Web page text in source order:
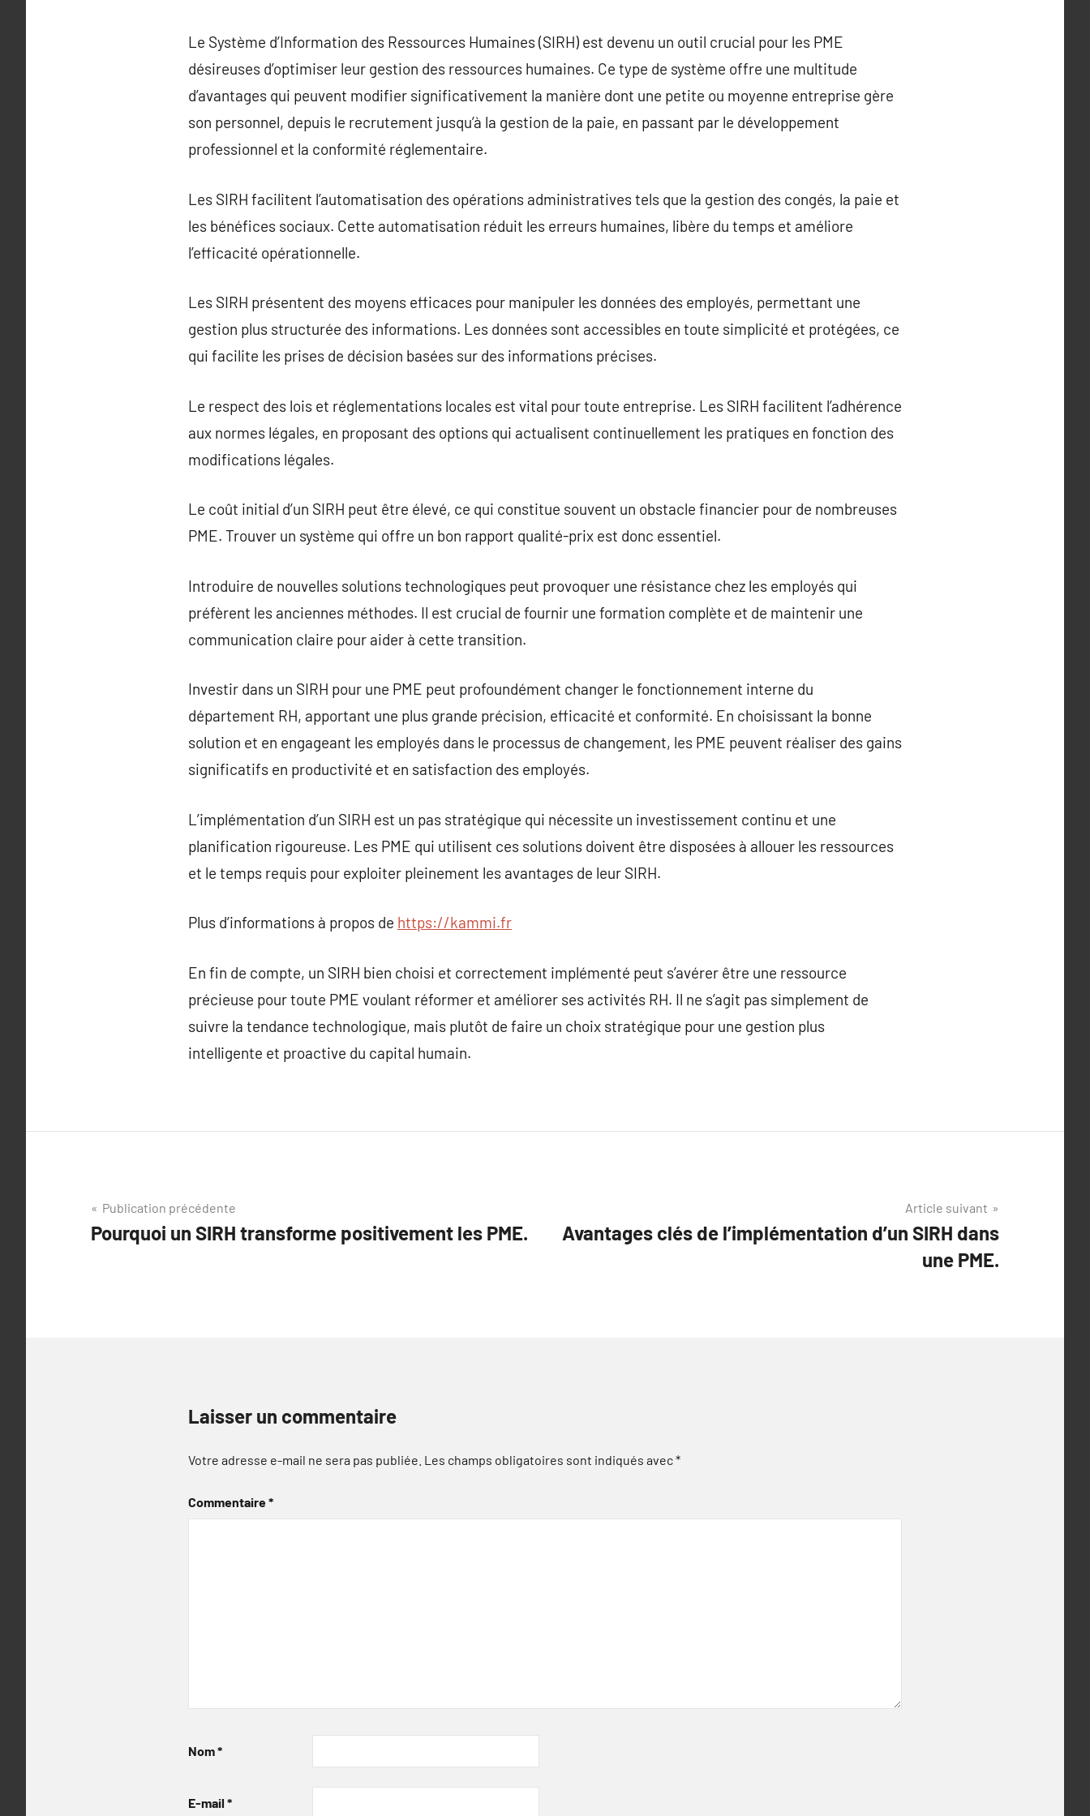
Le Système d’Information des Ressources Humaines (SIRH) est devenu un outil crucial pour les PME
désireuses d’optimiser leur gestion des ressources humaines. Ce type de système offre une multitude
d’avantages qui peuvent modifier significativement la manière dont une petite ou moyenne entreprise gère
son personnel, depuis le recrutement jusqu’à la gestion de la paie, en passant par le développement
professionnel et la conformité réglementaire.
Les SIRH facilitent l’automatisation des opérations administratives tels que la gestion des congés, la paie et
les bénéfices sociaux. Cette automatisation réduit les erreurs humaines, libère du temps et améliore
l’efficacité opérationnelle.
Les SIRH présentent des moyens efficaces pour manipuler les données des employés, permettant une
gestion plus structurée des informations. Les données sont accessibles en toute simplicité et protégées, ce
qui facilite les prises de décision basées sur des informations précises.
Le respect des lois et réglementations locales est vital pour toute entreprise. Les SIRH facilitent l’adhérence
aux normes légales, en proposant des options qui actualisent continuellement les pratiques en fonction des
modifications légales.
Le coût initial d’un SIRH peut être élevé, ce qui constitue souvent un obstacle financier pour de nombreuses
PME. Trouver un système qui offre un bon rapport qualité-prix est donc essentiel.
Introduire de nouvelles solutions technologiques peut provoquer une résistance chez les employés qui
préfèrent les anciennes méthodes. Il est crucial de fournir une formation complète et de maintenir une
communication claire pour aider à cette transition.
Investir dans un SIRH pour une PME peut profoundément changer le fonctionnement interne du
département RH, apportant une plus grande précision, efficacité et conformité. En choisissant la bonne
solution et en engageant les employés dans le processus de changement, les PME peuvent réaliser des gains
significatifs en productivité et en satisfaction des employés.
L’implémentation d’un SIRH est un pas stratégique qui nécessite un investissement continu et une
planification rigoureuse. Les PME qui utilisent ces solutions doivent être disposées à allouer les ressources
et le temps requis pour exploiter pleinement les avantages de leur SIRH.
Plus d’informations à propos de https://kammi.fr
En fin de compte, un SIRH bien choisi et correctement implémenté peut s’avérer être une ressource
précieuse pour toute PME voulant réformer et améliorer ses activités RH. Il ne s’agit pas simplement de
suivre la tendance technologique, mais plutôt de faire un choix stratégique pour une gestion plus
intelligente et proactive du capital humain.
Navigation
de
Publication précédente
Pourquoi un SIRH transforme positivement les PME.
Article suivant
Avantages clés de l’implémentation d’un SIRH dans
une PME.
Laisser un commentaire
Votre adresse e-mail ne sera pas publiée. Les champs obligatoires sont indiqués avec*
Commentaire*
Nom*
E-mail *